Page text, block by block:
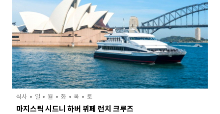
식사 일 월 화 목 토
마지스틱 시드니 하버 뷔페 런치 크루즈